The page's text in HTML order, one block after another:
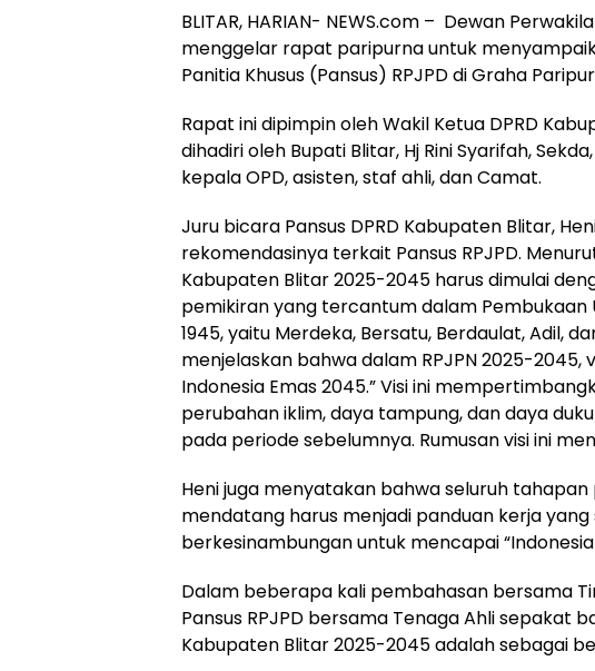
BLITAR, HARIAN- NEWS.com – Dewan
menggelar rapat paripurna untuk
Panitia Khusus (Pansus) RPJPD di Graha
Rapat ini dipimpin oleh Wakil Ketua DPRD
dihadiri oleh Bupati Blitar, Hj Rini Syarifah,
kepala OPD, asisten, staf ahli, dan Camat.
Juru bicara Pansus DPRD Kabupaten Blitar,
rekomendasinya terkait Pansus RPJPD.
Kabupaten Blitar 2025-2045 harus dimulai
pemikiran yang tercantum dalam Pembukaan
1945, yaitu Merdeka, Bersatu, Berdaulat, Adil,
menjelaskan bahwa dalam RPJPN 2025-2045,
Indonesia Emas 2045.” Visi ini
perubahan iklim, daya tampung, dan daya
pada periode sebelumnya. Rumusan visi ini
Heni juga menyatakan bahwa seluruh
mendatang harus menjadi panduan kerja yang
berkesinambungan untuk mencapai “Indonesia
Dalam beberapa kali pembahasan bersama
Pansus RPJPD bersama Tenaga Ahli sepakat
Kabupaten Blitar 2025-2045 adalah sebagai